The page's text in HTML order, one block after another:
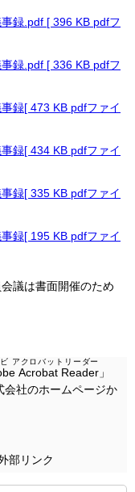
録.pdf [ 396 KB pdfフ
録.pdf [ 336 KB pdfフ
録[ 473 KB pdfファイ
録[ 434 KB pdfファイ
録[ 335 KB pdfファイ
録[ 195 KB pdfファイ
議は書面開催のため
Acrobat Reader
アクロバットリーダー
」
会社のホームページか
外部リンク